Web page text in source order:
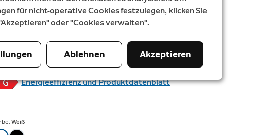
Cam Plus
€ 299,98 €
Energieeffizienz und Produktdatenblatt
Weiß
für nicht-operative Cookies festzulegen, klicken Sie
oder "Cookies verwalten".
Ablehnen Akzeptieren